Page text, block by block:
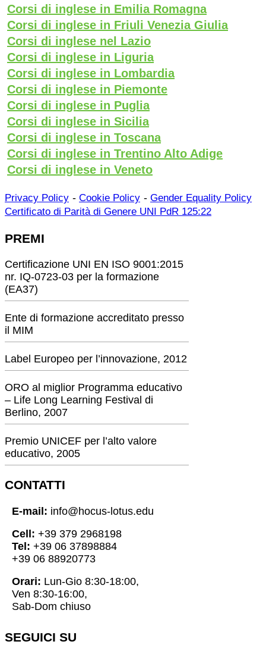
Corsi di inglese in Emilia Romagna
Corsi di inglese in Friuli Venezia Giulia
Corsi di inglese nel Lazio
Corsi di inglese in Liguria
Corsi di inglese in Lombardia
Corsi di inglese in Piemonte
Corsi di inglese in Puglia
Corsi di inglese in Sicilia
Corsi di inglese in Toscana
Corsi di inglese in Trentino Alto Adige
Corsi di inglese in Veneto
Privacy Policy - Cookie Policy - Gender Equality Policy
Certificato di Parità di Genere UNI PdR 125:22
PREMI
Certificazione UNI EN ISO 9001:2015
nr. IQ-0723-03 per la formazione
(EA37)
Ente di formazione accreditato presso
il MIM
Label Europeo per l’innovazione, 2012
ORO al miglior Programma educativo
– Life Long Learning Festival di
Berlino, 2007
Premio UNICEF per l’alto valore
educativo, 2005
CONTATTI
E-mail: info@hocus-lotus.edu
Cell: +39 379 2968198
Tel: +39 06 37898884
+39 06 88920773
Orari: Lun-Gio 8:30-18:00,
Ven 8:30-16:00,
Sab-Dom chiuso
SEGUICI SU